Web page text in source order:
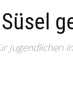
Jugendlichen